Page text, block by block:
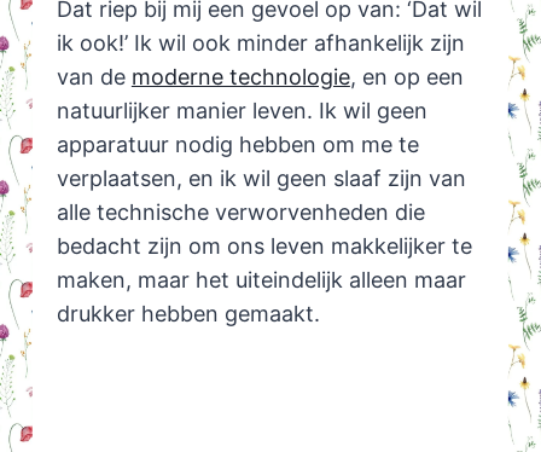
Dat riep bij mij een gevoel op van: ‘Dat wil
ik ook!’ Ik wil ook minder afhankelijk zijn
van de moderne technologie, en op een
natuurlijker manier leven. Ik wil geen
apparatuur nodig hebben om me te
verplaatsen, en ik wil geen slaaf zijn van
alle technische verworvenheden die
bedacht zijn om ons leven makkelijker te
maken, maar het uiteindelijk alleen maar
drukker hebben gemaakt.